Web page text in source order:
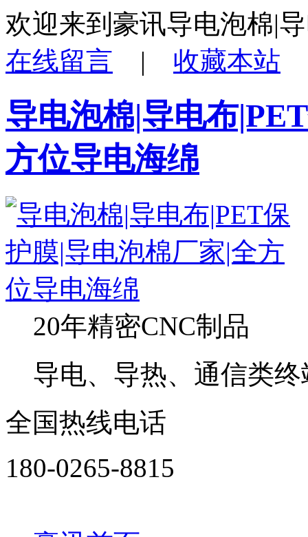
欢迎来到豪讯导电泡棉|
在线留言
| 收藏本站
导电泡棉|导电布
方位导电海绵
20年精密CNC制品
导电、导热、通信类
全国热线电话
180-0265-8815